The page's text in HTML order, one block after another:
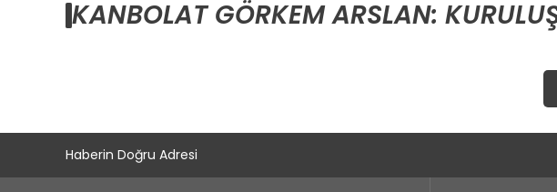
KANBOLAT GÖRKEM ARSLAN:
Haberin Doğru Adresi